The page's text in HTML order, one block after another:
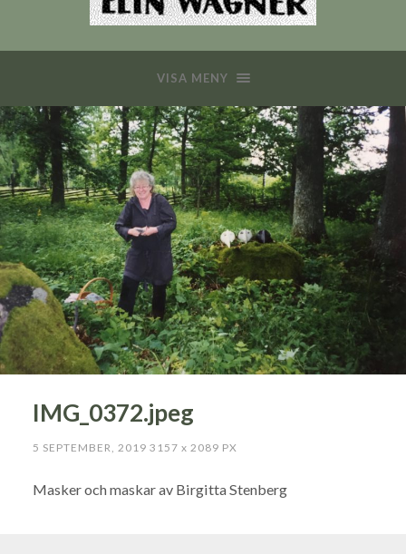
VISA MENY
IMG_0372.jpeg
5 SEPTEMBER, 2019 3157 x 2089 PX
Masker och maskar av Birgitta Stenberg